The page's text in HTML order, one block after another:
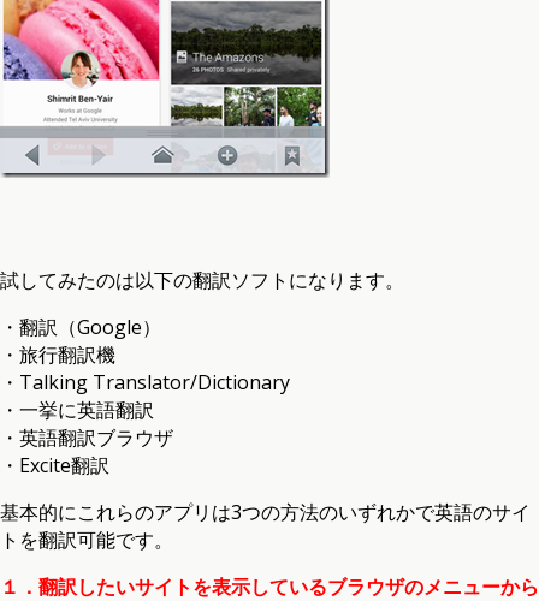
試してみたのは以下の翻訳ソフトになります。
・翻訳（Google）
・旅行翻訳機
・Talking Translator/Dictionary
・一挙に英語翻訳
・英語翻訳ブラウザ
・Excite翻訳
基本的にこれらのアプリは3つの方法のいずれかで英語のサイ
トを翻訳可能です。
１．翻訳したいサイトを表示しているブラウザのメニューから